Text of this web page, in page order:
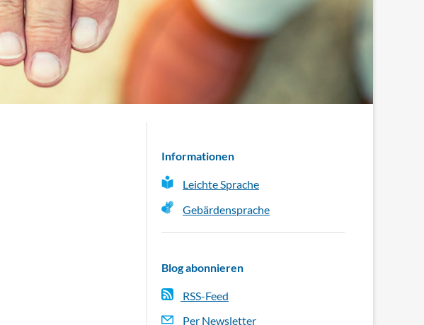
Informationen
Leichte Sprache
Gebärdensprache
Blog abonnieren
RSS-Feed
Per Newsletter